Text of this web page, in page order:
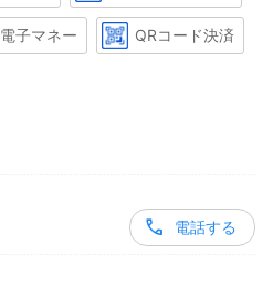
電子マネー QRコード決済
電話する